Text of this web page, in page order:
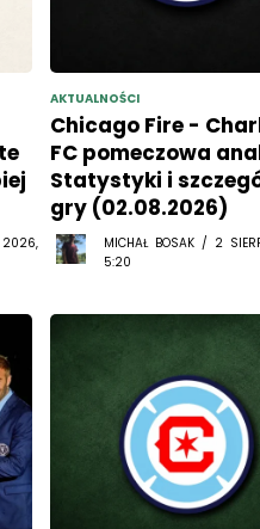
2026,
AKTUALNOŚCI
Chicago Fire -
FC pomeczowa
Statystyki i
gry (02.08.2026)
MICHAŁ BOSAK / 2
5:20